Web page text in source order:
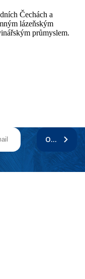
Čechách a
lázeňským
průmyslem.
ODEBÍRAT